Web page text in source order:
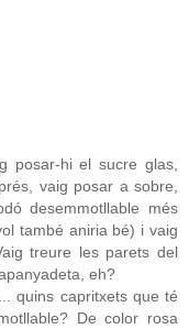
posar-hi el sucre glas,
vaig posar a sobre,
desemmotllable més
també aniria bé) i vaig
treure les parets del
eh?
quins capritxets que té
De color rosa